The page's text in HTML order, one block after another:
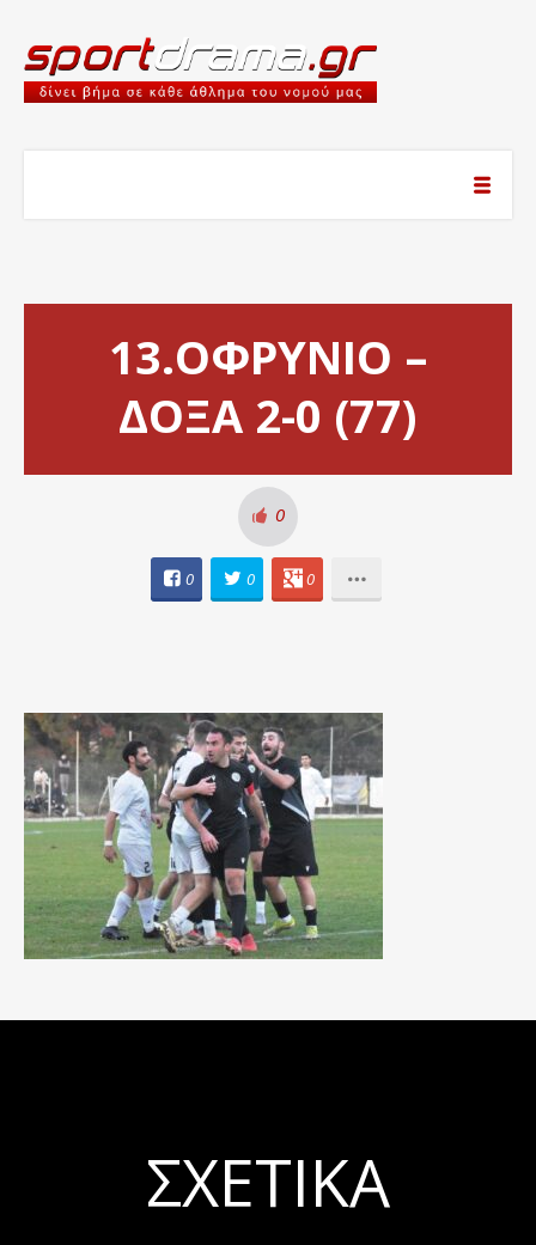
13.ΟΦΡΥΝΙΟ –
ΔΟΞΑ 2-0 (77)
0
0 0 0
ΣΧΕΤΙΚΆ